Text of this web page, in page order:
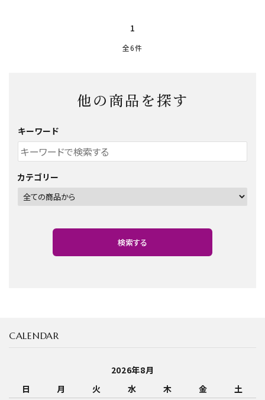
1
全6件
他の商品を探す
キーワード
カテゴリー
検索する
キーワード
カテゴリー
CALENDAR
2026年8月
日
月 火 水 木 金
土